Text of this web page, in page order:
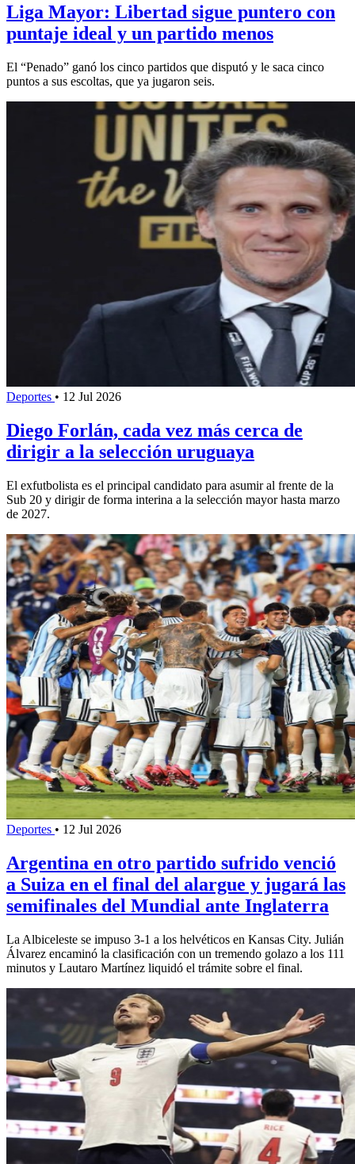
Liga Mayor: Libertad sigue puntero con
puntaje ideal y un partido menos
El “Penado” ganó los cinco partidos que disputó y le saca cinco
puntos a sus escoltas, que ya jugaron seis.
Deportes • 12 Jul 2026
Diego Forlán, cada vez más cerca de
dirigir a la selección uruguaya
El exfutbolista es el principal candidato para asumir al frente de la
Sub 20 y dirigir de forma interina a la selección mayor hasta marzo
de 2027.
Deportes • 12 Jul 2026
Argentina en otro partido sufrido venció
a Suiza en el final del alargue y jugará las
semifinales del Mundial ante Inglaterra
La Albiceleste se impuso 3-1 a los helvéticos en Kansas City. Julián
Álvarez encaminó la clasificación con un tremendo golazo a los 111
minutos y Lautaro Martínez liquidó el trámite sobre el final.